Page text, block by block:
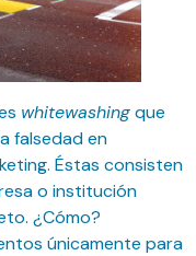
whitewashingque
falsedad en
Éstas consisten
o institución
¿Cómo?
únicamente para